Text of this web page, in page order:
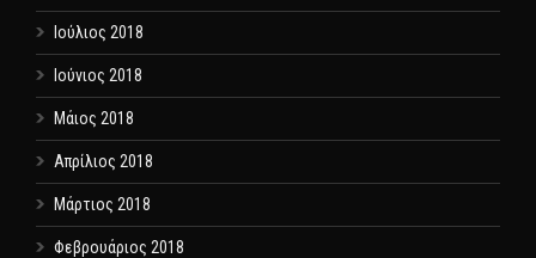
Ιούλιος 2018
Ιούνιος 2018
Μάιος 2018
Απρίλιος 2018
Μάρτιος 2018
Φεβρουάριος 2018